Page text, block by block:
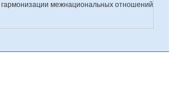
гармонизации межнациональных отношений